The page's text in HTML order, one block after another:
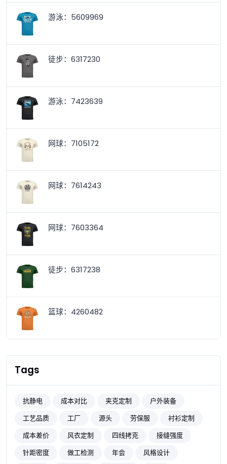
游泳：5609969
徒步：6317230
游泳：7423639
网球：7105172
网球：7614243
网球：7603364
徒步：6317238
篮球：4260482
Tags
抗静电 成本对比 夹克定制
户外装备
工艺品质
工厂 源头 劳保服
衬衫定制
成本差价
风衣定制 四线拷克
接缝强度
针距密度
做工检测 年会
风格设计